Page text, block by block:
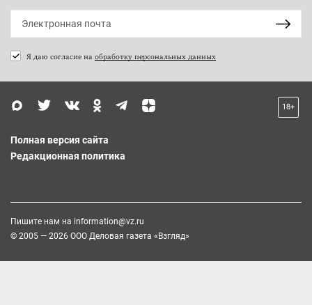
Я даю согласие на обработку персональных данных
18+
Полная версия сайта
Редакционная политика
Пишите нам на information@vz.ru
© 2005 — 2026 ООО Деловая газета «Взгляд»